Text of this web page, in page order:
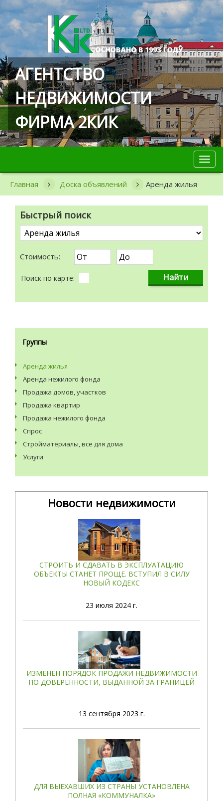
АГЕНТСТВО
НЕДВИЖИМОСТИ
ФИРМА 2КИК
Главная Доска объявлений Аренда жилья
Быстрый поиск
Стоимость:
Поиск по карте:
Группы
Аренда жилья
Аренда нежилого фонда
Продажа домов, участков
Продажа квартир
Продажа нежилого фонда
Спрос
Стройматериалы, все для дома
Услуги
Новости недвижимости
СТРОИТЬ И СДАВАТЬ В ЭКСПЛУАТАЦИЮ
ОБЪЕКТЫ СТАНЕТ ПРОЩЕ. ВСТУПИЛ В СИЛУ
НОВЫЙ КОДЕКС
23 июля 2024 г.
ИЗМЕНЕН ПОРЯДОК ПРОДАЖИ НЕДВИЖИМОСТИ
ПО ДОВЕРЕННОСТИ, ВЫДАННОЙ ЗА ГРАНИЦЕЙ
13 сентября 2023 г.
ДЛЯ ВЫЕХАВШИХ ИЗ СТРАНЫ УСТАНОВЛЕНА
ПОЛНАЯ «КОММУНАЛКА»